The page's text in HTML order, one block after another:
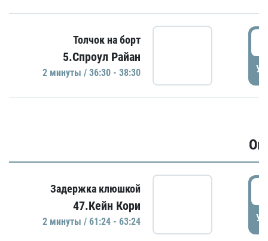
Толчок на борт
5.Спроул Райан
2 минуты / 36:30 - 38:30
Задержка клюшкой
47.Кейн Кори
2 минуты / 61:24 - 63:24